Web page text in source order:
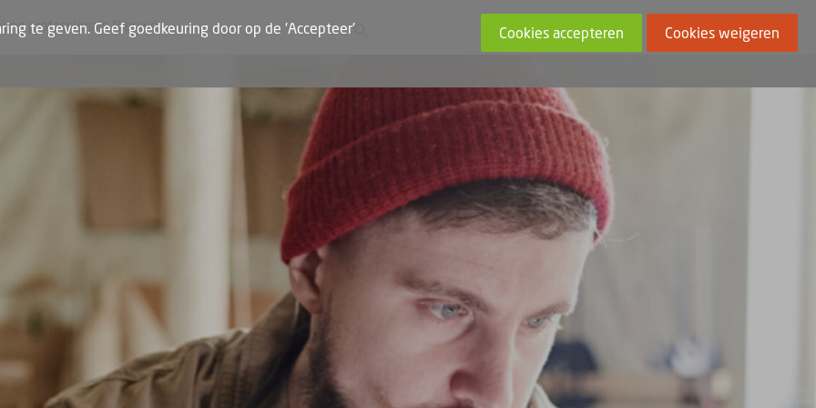
professionals Nieuws
te geven. Geef goedkeuring door op de 'Accepteer'
Cookies accepteren Cookies weigeren